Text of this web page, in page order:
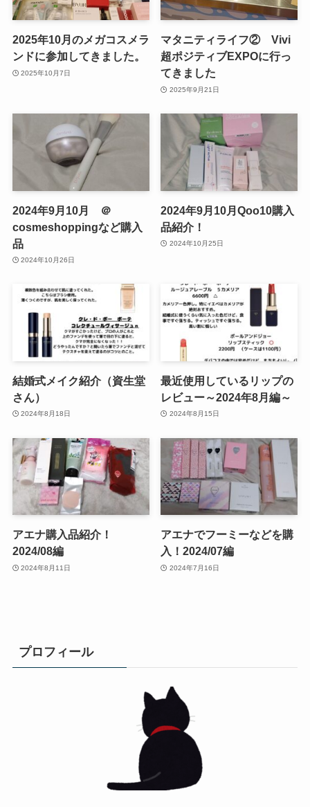
2025年10月のメガコスメラ
ンドに参加してきました。
2025年10月7日
マタニティライフ② Vivi
超ポジティブEXPOに行っ
てきました
2025年9月21日
2024年9月10月 ＠
cosmeshoppingなど購入
品
2024年10月26日
2024年9月10月Qoo10購入
品紹介！
2024年10月25日
結婚式メイク紹介（資生堂
さん）
2024年8月18日
最近使用しているリップの
レビュー～2024年8月編～
2024年8月15日
アエナ購入品紹介！
2024/08編
2024年8月11日
アエナでフーミーなどを購
入！2024/07編
2024年7月16日
プロフィール